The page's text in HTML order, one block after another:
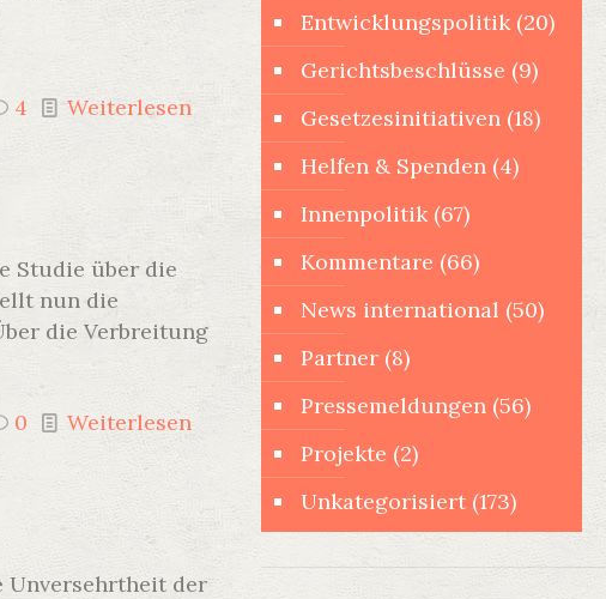
4 Weiterlesen
Studie über die
nun die
die Verbreitung
0 Weiterlesen
Unversehrtheit der
Entwicklungspolitik(20)
Gerichtsbeschlüsse (9)
Gesetzesinitiativen(18)
Helfen & Spenden(4)
Innenpolitik(67)
Kommentare (66)
News international (50)
Partner(8)
Pressemeldungen(56)
Projekte (2)
Unkategorisiert(173)